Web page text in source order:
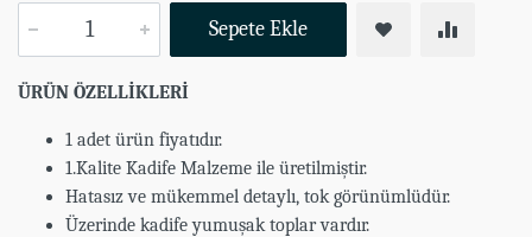
Sepete Ekle
ÜRÜN ÖZELLİKLERİ
1 adet ürün fiyatıdır.
1.Kalite Kadife Malzeme ile üretilmiştir.
Hatasız ve mükemmel detaylı, tok görünümlüdür.
Üzerinde kadife yumuşak toplar vardır.